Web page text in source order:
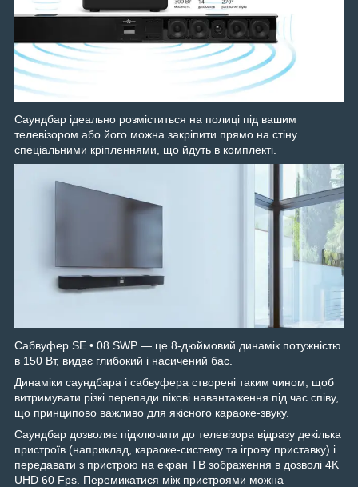
Саундбар ідеально розміститься на полиці під вашим
телевізором або його можна закріпити прямо на стіну
спеціальними кріпленнями, що йдуть в комплекті.
Сабвуфер SE • 08 SWP — це 8-дюймовий динамік потужністю
в 150 Вт, видає глибокий і насичений бас.
Динаміки саундбара і сабвуфера створені таким чином, щоб
витримувати різкі перепади пікові навантаження під час співу,
що принципово важливо для якісного караоке-звуку.
Саундбар дозволяє підключити до телевізора відразу декілька
пристроїв (наприклад, караоке-систему та ігрову приставку) і
передавати з пристрою на екран ТВ зображення в дозволі 4K
UHD 60 Fps. Перемикатися між пристроями можна